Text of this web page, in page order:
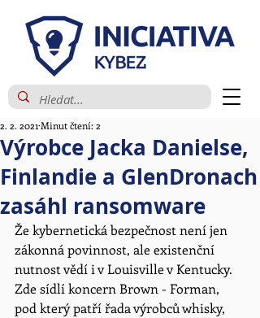
Výrobce Jacka Danielse,
Finlandie a GlenDronach
zasáhl ransomware
2. 2. 2021 Minut čtení: 2
Že kybernetická bezpečnost není jen
zákonná povinnost, ale existenční
nutnost vědí i v Louisville v Kentucky.
Zde sídlí koncern Brown - Forman,
pod který patří řada výrobců whisky,